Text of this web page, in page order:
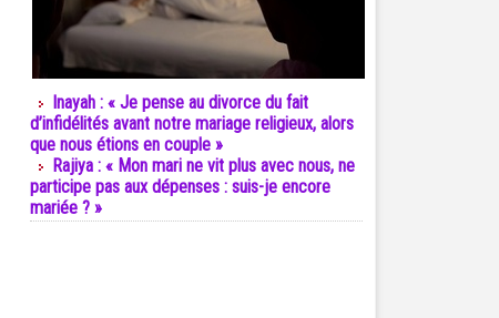
Inayah : « Je pense au divorce du fait
d’infidélités avant notre mariage religieux, alors
que nous étions en couple »
Rajiya : « Mon mari ne vit plus avec nous, ne
participe pas aux dépenses : suis-je encore
mariée ? »